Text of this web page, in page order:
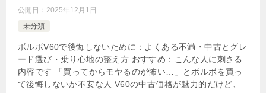
公開日： 2025年12月1日
未分類
ボルボV60で後悔しないために：よくある不満・中古とグレ
ード選び・乗り心地の整え方 おすすめ：こんな人に刺さる
内容です 「買ってからモヤるのが怖い…」とボルボを買っ
て後悔しないか不安な人 V60の中古価格が魅力的だけど、